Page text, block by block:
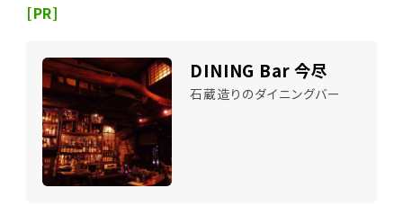
[PR]
DINING Bar 今尽
石蔵造りのダイニングバー